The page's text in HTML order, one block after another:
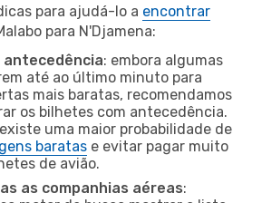
para ajudá-lo a encontrar
para N'Djamena:
antecedência: embora algumas
até ao último minuto para
mais baratas, recomendamos
os bilhetes com antecedência.
uma maior probabilidade de
baratas e evitar pagar muito
de avião.
as companhias aéreas: